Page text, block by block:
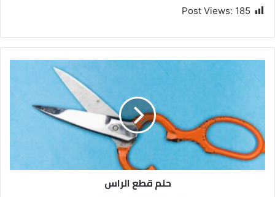
Post Views: 185
حلم قطع الراس